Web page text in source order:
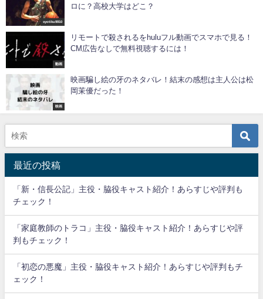
syotiku9910
ロに？高校大学はどこ？
動画
リモートで殺されるをhuluフル動画でスマホで見る！
CM広告なしで無料視聴するには！
映画
映画騙し絵の牙のネタバレ！結末の感想は主人公は松
岡茉優だった！
最近の投稿
「新・信長公記」主役・脇役キャスト紹介！あらすじや評判も
チェック！
「家庭教師のトラコ」主役・脇役キャスト紹介！あらすじや評
判もチェック！
「初恋の悪魔」主役・脇役キャスト紹介！あらすじや評判もチ
ェック！